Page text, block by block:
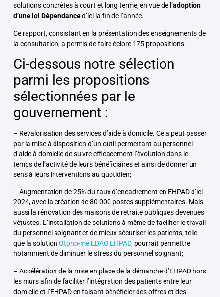
solutions concrètes à court et long terme, en vue de l’adoption
d’une loi Dépendanced’ici la fin de l’année.
Ce rapport, consistant en la présentation des enseignements de
la consultation, a permis de faire éclore 175 propositions.
Ci-dessous notre sélection
parmi les propositions
sélectionnées par le
gouvernement :
– Revalorisation des services d’aide à domicile. Cela peut passer
par la mise à disposition d’un outil permettant au personnel
d’aide à domicile de suivre efficacement l’évolution dans le
temps de l’activité de leurs bénéficiaires et ainsi dedonner un
sens à leurs interventions au quotidien;
– Augmentation de 25% du taux d’encadrement en EHPAD d’ici
2024, avec la création de 80 000 postes supplémentaires. Mais
aussi la rénovation des maisons de retraite publiques devenues
vétustes. L’installation de solutions à même de faciliter le travail
du personnel soignant et de mieux sécuriser les patients, telle
que la solution Otono-me EDAO EHPAD,pourrait permettre
notamment de diminuer le stress du personnel soignant;
– Accélération de la mise en place de la démarche d’EHPAD hors
les mursafin de faciliter l’intégration des patients entre leur
domicile et l’EHPAD en faisant bénéficier des offres et des